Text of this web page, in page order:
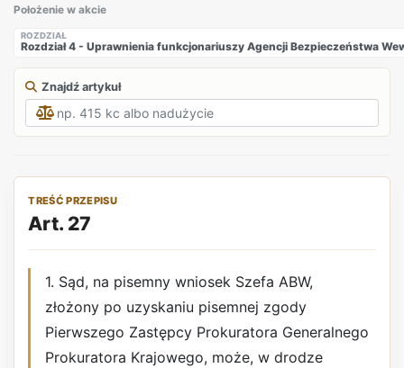
Położenie w akcie
ROZDZIAŁ
Rozdział 4 - Uprawnienia funkcjonariuszy Agencji Bezpieczeństwa
Znajdź artykuł
TREŚĆ PRZEPISU
Art. 27
1. Sąd, na pisemny wniosek Szefa ABW,
złożony po uzyskaniu pisemnej zgody
Pierwszego Zastępcy Prokuratora Generalnego
Prokuratora Krajowego, może, w drodze